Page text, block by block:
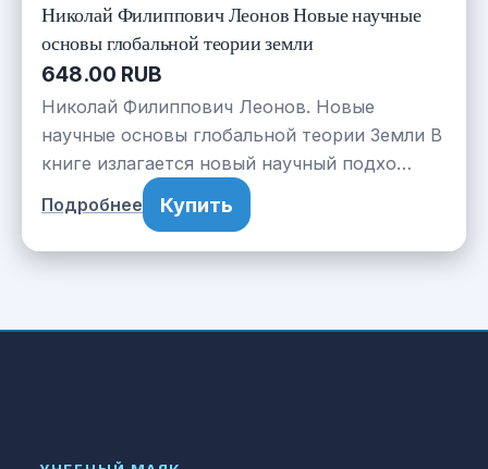
Николай Филиппович Леонов Новые научные
основы глобальной теории земли
648.00 RUB
Николай Филиппович Леонов. Новые
научные основы глобальной теории Земли В
книге излагается новый научный подхо…
Подробнее Купить